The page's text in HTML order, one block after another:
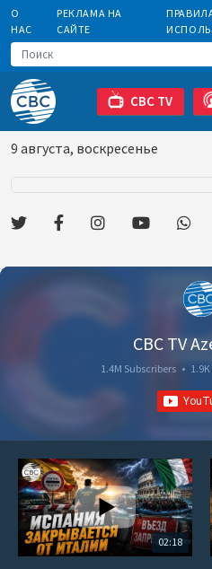
О
НАС
РЕКЛАМА НА
САЙТЕ
CBC TV
9 августа, воскресенье
CBC TV
1.4M Subscribers •
02:18